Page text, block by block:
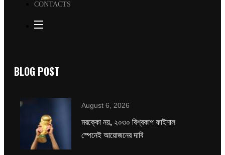
CONTACTS
BLOG POST
August 6, 2026
মরক্কো নয়, ২০৩০ বিশ্বকাপ ফাইনাল
স্পেনেই আয়োজনের দাবি